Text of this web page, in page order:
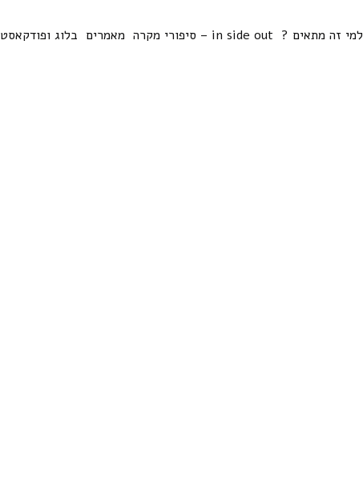
למי זה מתאים ? in side out – סיפורי מקרה מאמרים בלוג ופודקאסט